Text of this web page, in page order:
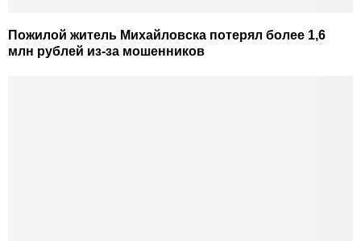
Пожилой житель Михайловска потерял более 1,6
млн рублей из-за мошенников